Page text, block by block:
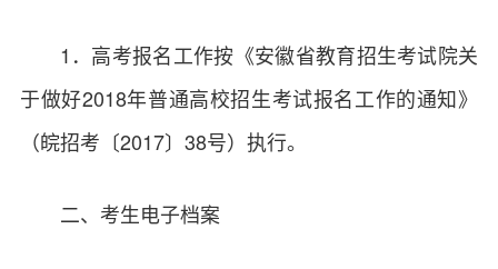
1．高考报名工作按《安徽省教育招生考试院关
于做好2018年普通高校招生考试报名工作的通知》
（皖招考〔2017〕38号）执行。
二、考生电子档案